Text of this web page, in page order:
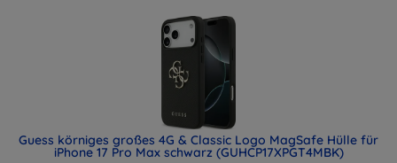
Guess körniges großes 4G & Classic Logo MagSafe Hülle für
iPhone 17 Pro Max schwarz (GUHCP17XPGT4MBK)